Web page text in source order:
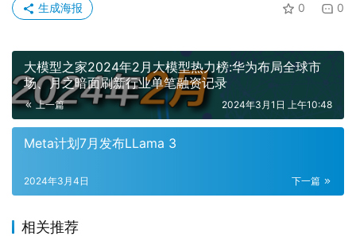
0 0
生成海报
大模型之家2024年2月大模型热力榜:华为布局全球市
场、月之暗面刷新行业单笔融资记录
上一篇 2024年3月1日 上午10:48
Meta计划7月发布LLama 3
下一篇
2024年3月4日
相关推荐